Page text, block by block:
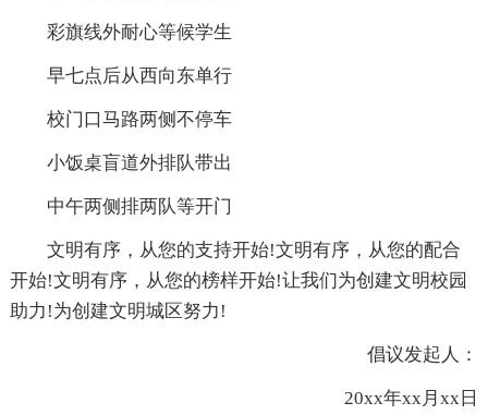
彩旗线外耐心等候学生
早七点后从西向东单行
校门口马路两侧不停车
小饭桌盲道外排队带出
中午两侧排两队等开门
文明有序，从您的支持开始!文明有序，从您的配合
开始!文明有序，从您的榜样开始!让我们为创建文明校园
助力!为创建文明城区努力!
倡议发起人：
20xx年xx月xx日